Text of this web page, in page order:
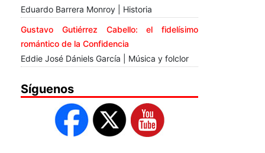
Eduardo Barrera Monroy | Historia
Gustavo Gutiérrez Cabello: el fidelísimo
romántico de la Confidencia
Eddie José Dániels García | Música y folclor
Síguenos